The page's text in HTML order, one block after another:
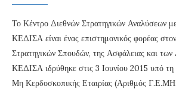
Το Κέντρο Διεθνών Στρατηγικών Αναλύσεων με
ΚΕΔΙΣΑ είναι ένας επιστημονικός φορέας
Στρατηγικών Σπουδών, της Ασφάλειας και
ΚΕΔΙΣΑ ιδρύθηκε στις 3 Ιουνίου 2015 υπό
Μη Κερδοσκοπικής Εταιρίας (Αριθμός